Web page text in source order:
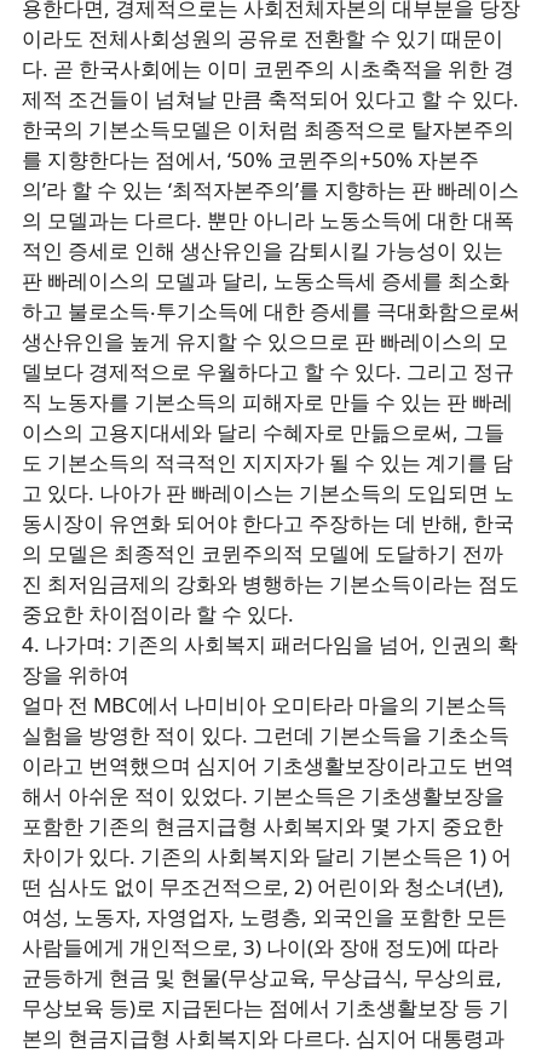
용한다면, 경제적으로는 사회전체자본의 대부분을 당장
이라도 전체사회성원의 공유로 전환할 수 있기 때문이
다. 곧 한국사회에는 이미 코뮌주의 시초축적을 위한 경
제적 조건들이 넘쳐날 만큼 축적되어 있다고 할 수 있다.
한국의 기본소득모델은 이처럼 최종적으로 탈자본주의
를 지향한다는 점에서, ‘50% 코뮌주의+50% 자본주
의’라 할 수 있는 ‘최적자본주의’를 지향하는 판 빠레이스
의 모델과는 다르다. 뿐만 아니라 노동소득에 대한 대폭
적인 증세로 인해 생산유인을 감퇴시킬 가능성이 있는
판 빠레이스의 모델과 달리, 노동소득세 증세를 최소화
하고 불로소득‧투기소득에 대한 증세를 극대화함으로써
생산유인을 높게 유지할 수 있으므로 판 빠레이스의 모
델보다 경제적으로 우월하다고 할 수 있다. 그리고 정규
직 노동자를 기본소득의 피해자로 만들 수 있는 판 빠레
이스의 고용지대세와 달리 수혜자로 만듦으로써, 그들
도 기본소득의 적극적인 지지자가 될 수 있는 계기를 담
고 있다. 나아가 판 빠레이스는 기본소득의 도입되면 노
동시장이 유연화 되어야 한다고 주장하는 데 반해, 한국
의 모델은 최종적인 코뮌주의적 모델에 도달하기 전까
진 최저임금제의 강화와 병행하는 기본소득이라는 점도
중요한 차이점이라 할 수 있다.
4. 나가며: 기존의 사회복지 패러다임을 넘어, 인권의 확
장을 위하여
얼마 전 MBC에서 나미비아 오미타라 마을의 기본소득
실험을 방영한 적이 있다. 그런데 기본소득을 기초소득
이라고 번역했으며 심지어 기초생활보장이라고도 번역
해서 아쉬운 적이 있었다. 기본소득은 기초생활보장을
포함한 기존의 현금지급형 사회복지와 몇 가지 중요한
차이가 있다. 기존의 사회복지와 달리 기본소득은 1) 어
떤 심사도 없이 무조건적으로, 2) 어린이와 청소녀(년),
여성, 노동자, 자영업자, 노령층, 외국인을 포함한 모든
사람들에게 개인적으로, 3) 나이(와 장애 정도)에 따라
균등하게 현금 및 현물(무상교육, 무상급식, 무상의료,
무상보육 등)로 지급된다는 점에서 기초생활보장 등 기
본의 현금지급형 사회복지와 다르다. 심지어 대통령과